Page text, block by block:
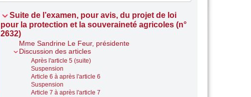
Suite de l’examen, pour avis, du projet de loi
pour la protection et la souveraineté agricoles (n°
2632)
Mme Sandrine Le Feur, présidente
Discussion des articles
Après l'article 5 (suite)
Suspension
Article 6 à après l'article 6
Suspension
Article 7 à après l'article 7